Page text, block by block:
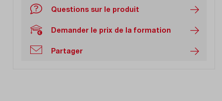
Questions sur le produit
Demander le prix de la formation
Partager